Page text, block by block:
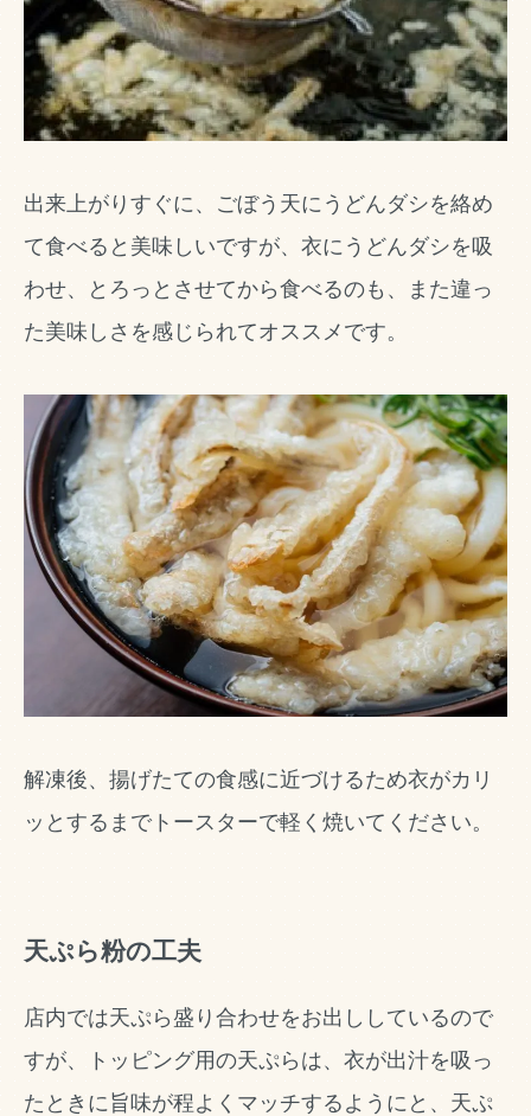
出来上がりすぐに、ごぼう天にうどんダシを絡め
て食べると美味しいですが、衣にうどんダシを吸
わせ、とろっとさせてから食べるのも、また違っ
た美味しさを感じられてオススメです。
解凍後、揚げたての食感に近づけるため衣がカリ
ッとするまでトースターで軽く焼いてください。
天ぷら粉の工夫
店内では天ぷら盛り合わせをお出ししているので
すが、トッピング用の天ぷらは、衣が出汁を吸っ
たときに旨味が程よくマッチするようにと、天ぷ